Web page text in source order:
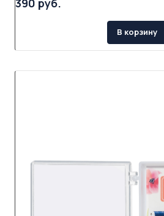
390 руб.
В корзину